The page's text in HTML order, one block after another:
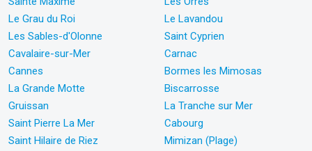
Le Grau du Roi
Le Lavandou
Les Sables-d'Olonne
Saint Cyprien
Cavalaire-sur-Mer
Carnac
Cannes
Bormes les Mimosas
La Grande Motte
Biscarrosse
Gruissan
La Tranche sur Mer
Saint Pierre La Mer
Cabourg
Saint Hilaire de Riez
Mimizan (Plage)